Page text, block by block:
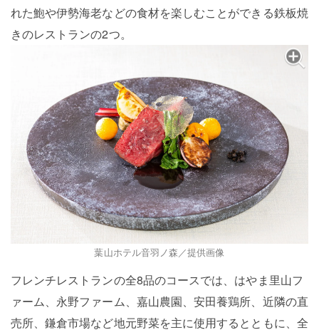
れた鮑や伊勢海老などの食材を楽しむことができる鉄板焼
きのレストランの2つ。
葉山ホテル音羽ノ森／提供画像
フレンチレストランの全8品のコースでは、はやま里山フ
ァーム、永野ファーム、嘉山農園、安田養鶏所、近隣の直
売所、鎌倉市場など地元野菜を主に使用するとともに、全